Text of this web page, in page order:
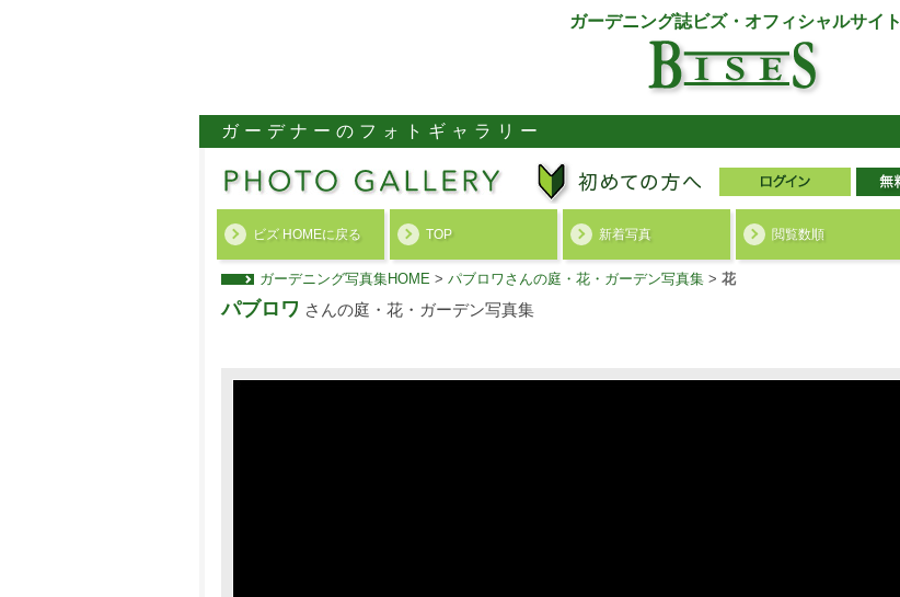
ガーデニング誌ビズ・オフィシャルサイト
ガーデナーのフォトギャラリー
ビズ HOMEに戻る TOP 新着写真 閲覧数順
ガーデニング写真集HOME > パブロワさんの庭・花・ガーデン写真集 > 花
パブロワ さんの庭・花・ガーデン写真集